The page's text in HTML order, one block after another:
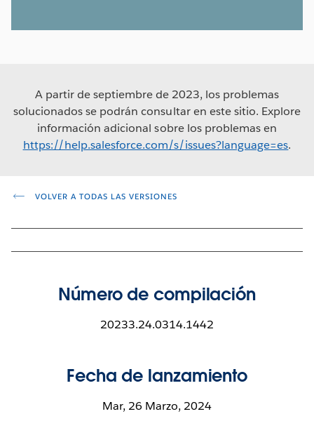
A partir de septiembre de 2023, los problemas
solucionados se podrán consultar en este sitio. Explore
información adicional sobre los problemas en
https://help.salesforce.com/s/issues?language=es.
VOLVER A TODAS LAS VERSIONES
Número de compilación
20233.24.0314.1442
Fecha de lanzamiento
Mar, 26 Marzo, 2024